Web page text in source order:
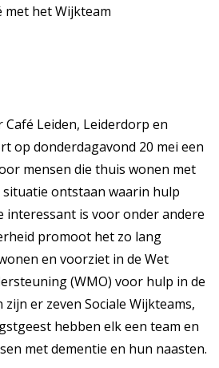
Café Leiden, Leiderdorp en
op donderdagavond 20 mei een
mensen die thuis wonen met
ontstaan waarin hulp
interessant is voor onder andere
promoot het zo lang
en voorziet in de Wet
(WMO) voor hulp in de
er zeven Sociale Wijkteams,
hebben elk een team en
met dementie en hun naasten.